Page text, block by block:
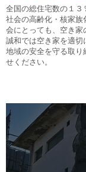
全国の総住宅数の１３
社会の高齢化・核家族
会にとっても、空き家
誠和では空き家を適切
地域の安全を守る取
せください。